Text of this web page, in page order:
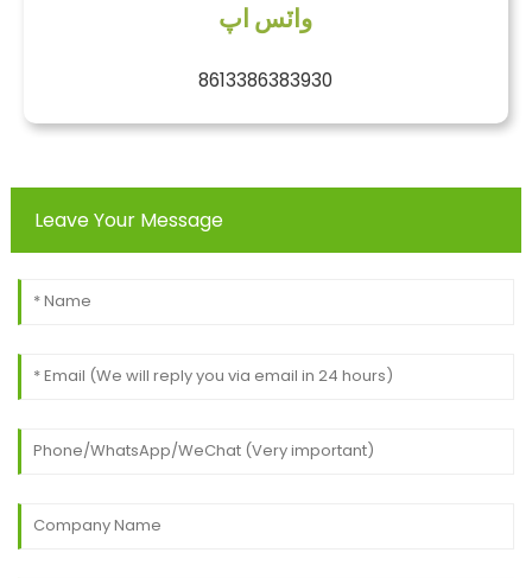
واٽس اپ
8613386383930
Leave Your Message